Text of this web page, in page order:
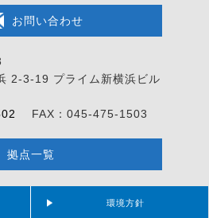
お問い合わせ
2-3-19 プライム新横浜ビル
FAX：045-475-1503
拠点一覧
環境方針